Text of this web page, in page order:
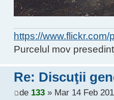
https://
Purcelul mov
Re: Discuţii
de 133» Mar 14 Feb